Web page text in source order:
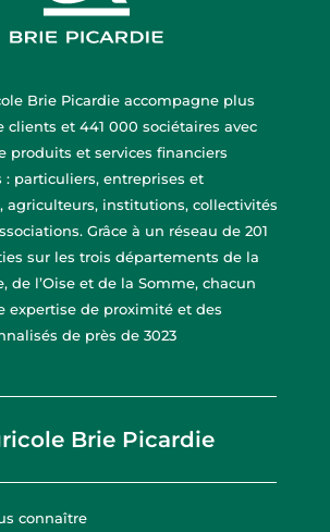
Brie Picardie accompagne plus
clients et 441 000 sociétaires avec
produits et services financiers
: particuliers, entreprises et
agriculteurs, institutions, collectivités
Grâce à un réseau de 201
sur les trois départements de la
de l’Oise et de la Somme, chacun
expertise de proximité et des
de près de 3023
Brie Picardie
connaître